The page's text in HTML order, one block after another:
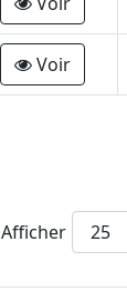
Voir
Afficher